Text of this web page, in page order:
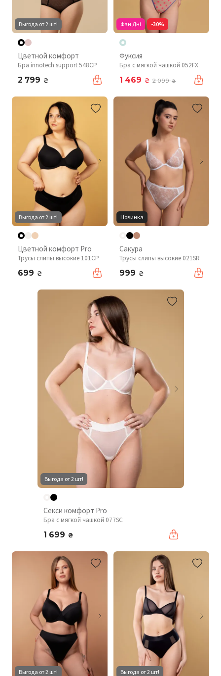
Выгода от 2 шт!
Цветной комфорт
Бра innotech support 548CP
2 799 ₴
Фан Дні -30%
Фуксия
Бра с мягкой чашкой 052FX
1 469 ₴ 2 099₴
Выгода от 2 шт!
Цветной комфорт Pro
Трусы слипы высокие 101CP
699 ₴
Новинка
Сакура
Трусы слипы высокие 021SR
999 ₴
Выгода от 2 шт!
Секси комфорт Pro
Бра с мягкой чашкой 077SC
1 699 ₴
Выгода от 2 шт! Выгода от 2 шт!